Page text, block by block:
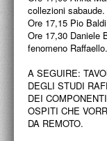
collezioni sabaude.
Ore 17,15 Pio
Ore 17,30 Daniele
fenomeno Raffaello.
A SEGUIRE:
DEGLI STUDI
DEI
OSPITI CHE
DA REMOTO.